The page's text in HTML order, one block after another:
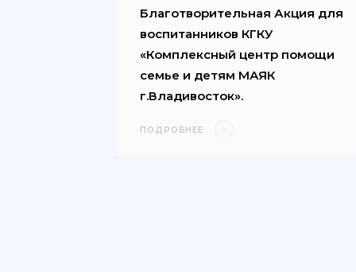
Благотворительная Акция для
воспитанников КГКУ
«Комплексный центр помощи
семье и детям МАЯК
г.Владивосток».
ПОДРОБНЕЕ